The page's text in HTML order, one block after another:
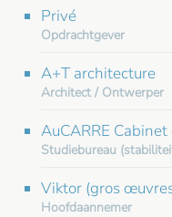
Privé
Opdrachtgever
A+T architecture
Architect / Ontwerper
AuCARRE
Studiebureau
Viktor (gros
Hoofdaannemer